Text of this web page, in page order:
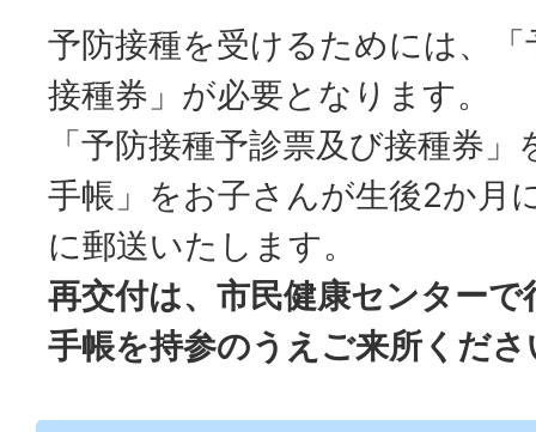
予防接種を受けるためには、
接種券」が必要となります。
「予防接種予診票及び接種券
手帳」をお子さんが生後2か月
に郵送いたします。
再交付は、市民健康センター
手帳を持参のうえご来所くださ